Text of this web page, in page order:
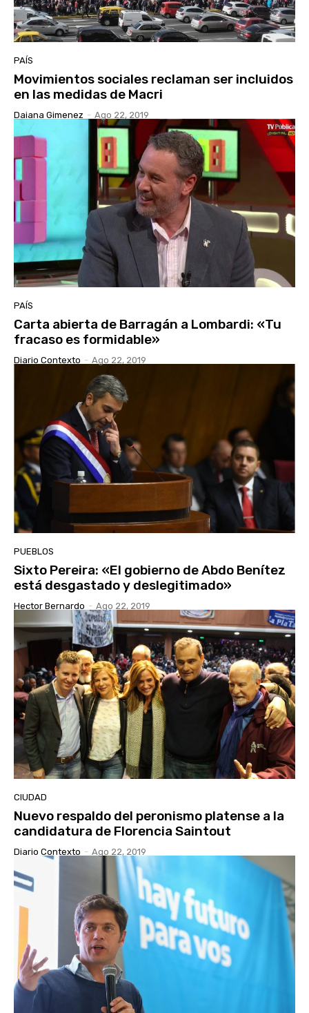
PAÍS
Movimientos sociales reclaman ser incluidos
en las medidas de Macri
Daiana Gimenez - Ago 22, 2019
PAÍS
Carta abierta de Barragán a Lombardi: «Tu
fracaso es formidable»
Diario Contexto - Ago 22, 2019
PUEBLOS
Sixto Pereira: «El gobierno de Abdo Benítez
está desgastado y deslegitimado»
Hector Bernardo - Ago 22, 2019
CIUDAD
Nuevo respaldo del peronismo platense a la
candidatura de Florencia Saintout
Diario Contexto - Ago 22, 2019